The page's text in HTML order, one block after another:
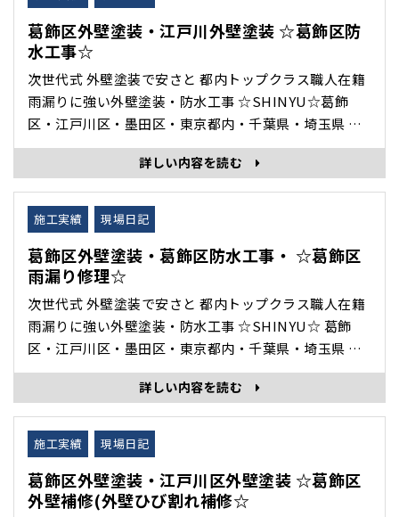
葛飾区外壁塗装・江戸川外壁塗装 ☆葛飾区防
水工事☆
次世代式 外壁塗装で安さと 都内トップクラス職人在籍
雨漏りに強い外壁塗装・防水工事 ☆SHINYU☆葛飾
区・江戸川区・墨田区・東京都内・千葉県・埼玉県 を
中心に 外壁塗装・雨漏り修理・防水工事・住宅修理 専
門の 株式会社眞友 の 現場日記 施工完了 をホームペー
ジブログでご紹介いたします。 施工前 セメントカチオ
ン プライマー ウレタ･･･
詳しい内容を読む
施工実績 現場日記
葛飾区外壁塗装・葛飾区防水工事・ ☆葛飾区
雨漏り修理☆
次世代式 外壁塗装で安さと 都内トップクラス職人在籍
雨漏りに強い外壁塗装・防水工事 ☆SHINYU☆ 葛飾
区・江戸川区・墨田区・東京都内・千葉県・埼玉県 を
中心に 外壁塗装・雨漏り修理・防水工事・住宅修理 専
門の 株式会社眞友 の 現場日記 施工完了 をホームペー
ジブログでご紹介いたします。 店舗 入り口上の バルコ
詳しい内容を読む
施工実績 現場日記
葛飾区外壁塗装・江戸川区外壁塗装 ☆葛飾区
外壁補修(外壁ひび割れ補修☆